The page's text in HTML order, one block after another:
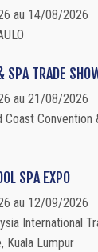
au 14/08/2026
SPA TRADE
au 21/08/2026
Coast Convention
SPA EXPO
au 12/09/2026
International
Kuala Lumpur